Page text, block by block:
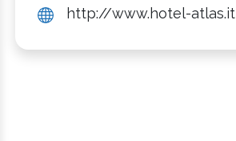
http://www.hotel-atlas.it